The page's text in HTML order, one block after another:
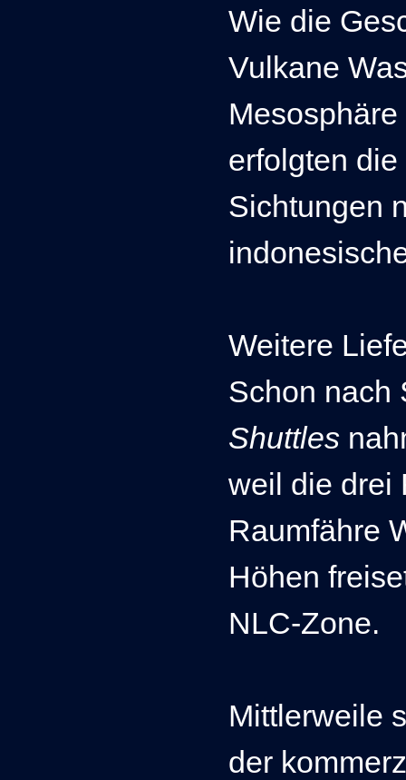
Wie die
Vulkane
erfolgten
Sichtungen
Weitere
Schon nach
Shuttles
weil die drei
Raumfähre
Höhen
NLC-Zone.
Mittlerweile
der